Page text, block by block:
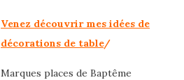
Venez découvrir mes idées de
décorations de table/
Marques places de Baptême